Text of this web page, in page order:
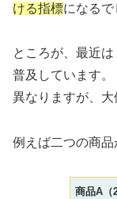
ける指標になるで
ところが、最近
普及しています
異なりますが、大
例えば二つの商品
商品A（